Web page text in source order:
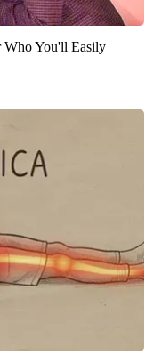
Who You'll Easily